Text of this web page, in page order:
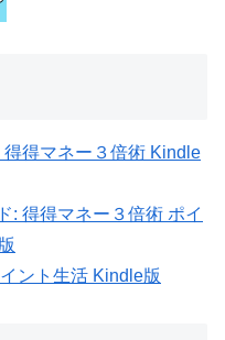
得マネー３倍術 Kindle
: 得得マネー３倍術 ポイ
ント生活 Kindle版